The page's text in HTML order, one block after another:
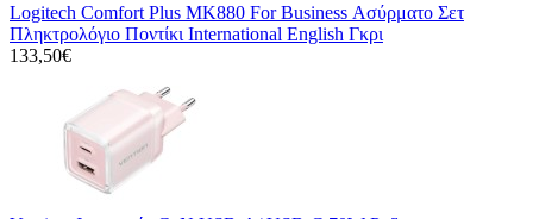
Logitech Comfort Plus MK880 For Business Ασύρματο Σετ
Πληκτρολόγιο Ποντίκι International English Γκρι
133,50€